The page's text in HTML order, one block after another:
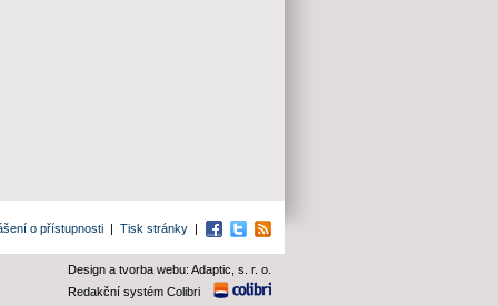
o přístupnosti | Tisk stránky | Facebook
TwitterRSS
Design a tvorba webu: Adaptic, s. r. o.
Redakční systém Colibri